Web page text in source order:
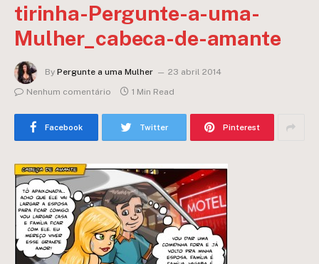
tirinha-Pergunte-a-uma-
Mulher_cabeca-de-amante
By Pergunte a uma Mulher
23 abril 2014
Nenhum comentário
1 Min Read
Facebook Twitter Pinterest